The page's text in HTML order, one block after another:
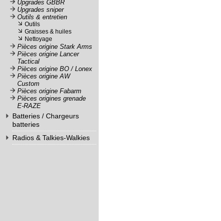
Téléchargement
Service
après
vente
C.G.V.
Nous
contacter
Paramètres
de vos
newsletters
Traceurs
Extension de canons
Bipieds
Bipieds
Poignée Bi-pied
Upgrades GBBR
Upgrades sniper
Outils & entretien
Outils
Graisses & huiles
Nettoyage
Pièces origine Stark Arms
Pièces origine Lancer
Tactical
Pièces origine BO / Lonex
Pièces origine AW
Custom
Pièces origine Fabarm
Pièces origines grenade
E-RAZE
Batteries / Chargeurs
batteries
Batteries NiMh
8,4 Volts
Radios & Talkies-Walkies